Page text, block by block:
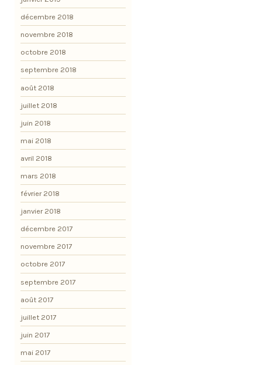
décembre 2018
novembre 2018
octobre 2018
septembre 2018
août 2018
juillet 2018
juin 2018
mai 2018
avril 2018
mars 2018
février 2018
janvier 2018
décembre 2017
novembre 2017
octobre 2017
septembre 2017
août 2017
juillet 2017
juin 2017
mai 2017